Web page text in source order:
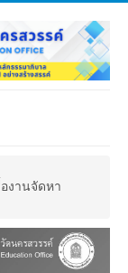
-ตอบ
งานจัดหา